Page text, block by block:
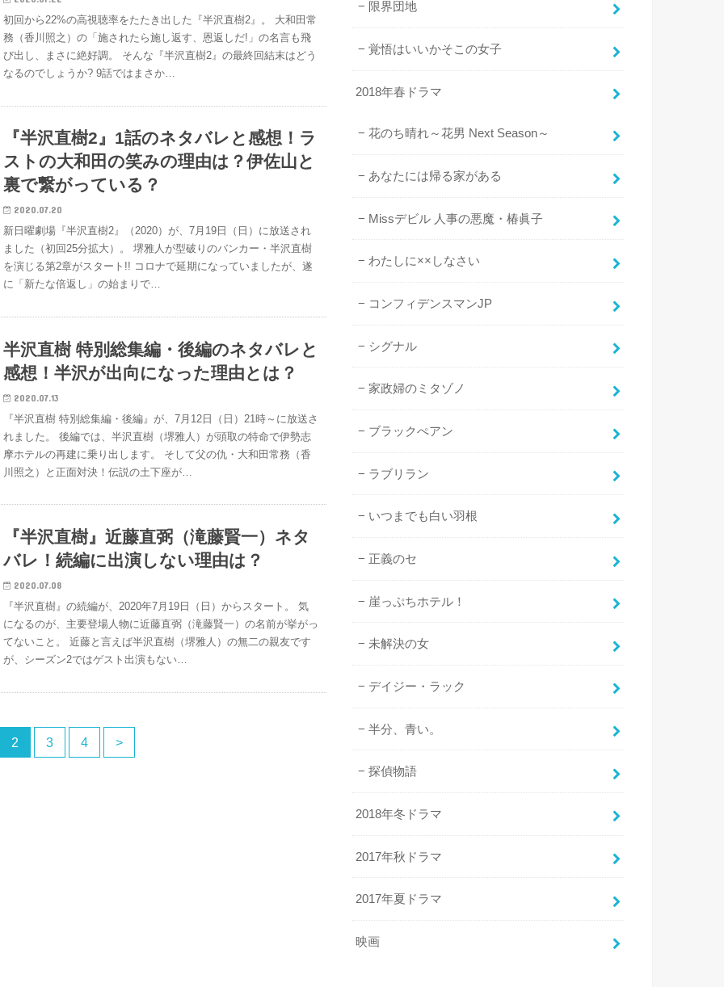
初回から22%の高視聴率をたたき出した『半沢直樹2』。 大和田常
務（香川照之）の「施されたら施し返す、恩返しだ!」の名言も飛
び出し、まさに絶好調。 そんな『半沢直樹2』の最終回結末はどう
なるのでしょうか? 9話ではまさか…
『半沢直樹2』1話のネタバレと感想！ラ
ストの大和田の笑みの理由は？伊佐山と
裏で繋がっている？
2020.07.20
新日曜劇場『半沢直樹2』（2020）が、7月19日（日）に放送され
ました（初回25分拡大）。 堺雅人が型破りのバンカー・半沢直樹
を演じる第2章がスタート!! コロナで延期になっていましたが、遂
に「新たな倍返し」の始まりで…
半沢直樹 特別総集編・後編のネタバレと
感想！半沢が出向になった理由とは？
2020.07.13
『半沢直樹 特別総集編・後編』が、7月12日（日）21時～に放送さ
れました。 後編では、半沢直樹（堺雅人）が頭取の特命で伊勢志
摩ホテルの再建に乗り出します。 そして父の仇・大和田常務（香
川照之）と正面対決！伝説の土下座が…
『半沢直樹』近藤直弼（滝藤賢一）ネタ
バレ！続編に出演しない理由は？
2020.07.08
『半沢直樹』の続編が、2020年7月19日（日）からスタート。 気
になるのが、主要登場人物に近藤直弼（滝藤賢一）の名前が挙がっ
てないこと。 近藤と言えば半沢直樹（堺雅人）の無二の親友です
が、シーズン2ではゲスト出演もない…
2 3 4 >
限界団地
覚悟はいいかそこの女子
2018年春ドラマ
花のち晴れ～花男 Next Season～
あなたには帰る家がある
Missデビル 人事の悪魔・椿眞子
わたしに××しなさい
コンフィデンスマンJP
シグナル
家政婦のミタゾノ
ブラックぺアン
ラブリラン
いつまでも白い羽根
正義のセ
崖っぷちホテル！
未解決の女
デイジー・ラック
半分、青い。
探偵物語
2018年冬ドラマ
2017年秋ドラマ
2017年夏ドラマ
映画